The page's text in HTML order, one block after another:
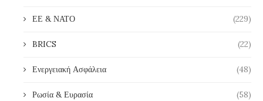
ΕΕ & ΝΑΤΟ (229)
BRICS (22)
Ενεργειακή Ασφάλεια (48)
Ρωσία & Ευρασία (58)